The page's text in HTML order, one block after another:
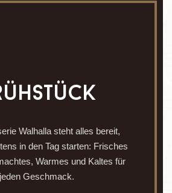
Walhalla steht alles bereit,
in den Tag starten: Frisches
Warmes und Kaltes für
jeden Geschmack.